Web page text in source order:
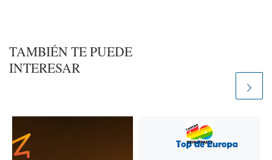
TAMBIÉN TE PUEDE
INTERESAR